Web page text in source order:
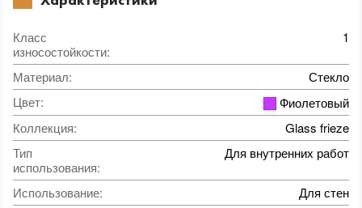
Класс
износостойкости:
1
Материал:
Стекло
Цвет:
Фиолетовый
Коллекция:
Glass frieze
Тип
использования:
Для внутренних работ
Использование:
Для стен